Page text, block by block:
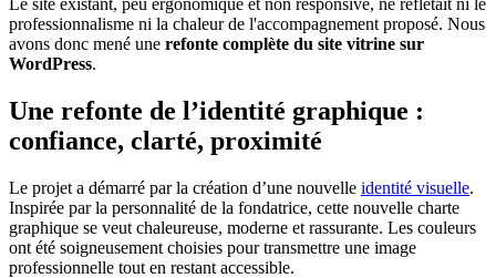
Le site existant, peu ergonomique et non responsive, ne reflétait ni le
professionnalisme ni la chaleur de l'accompagnement proposé. Nous
avons donc mené une refonte complète du site vitrine sur
WordPress.
Une refonte de l’identité graphique :
confiance, clarté, proximité
Le projet a démarré par la création d’une nouvelle identité visuelle.
Inspirée par la personnalité de la fondatrice, cette nouvelle charte
graphique se veut chaleureuse, moderne et rassurante. Les couleurs
ont été soigneusement choisies pour transmettre une image
professionnelle tout en restant accessible.